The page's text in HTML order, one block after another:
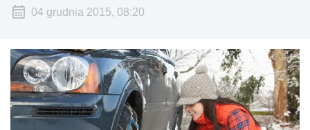
04 grudnia 2015, 08:20